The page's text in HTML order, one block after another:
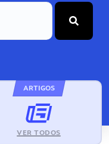
ARTIGOS
VER TODOS